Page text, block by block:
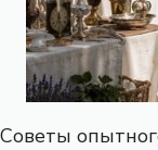
Советы